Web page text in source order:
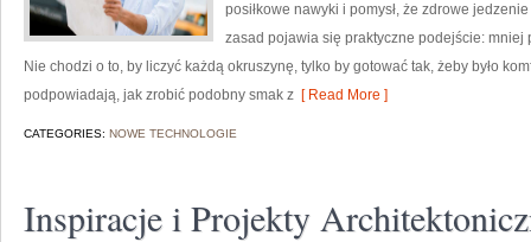
posiłkowe nawyki i pomysł, że zdrowe
zasad pojawia się praktyczne podejście: mniej
Nie chodzi o to, by liczyć każdą okruszynę, tylko by gotować tak, żeby było
podpowiadają, jak zrobić podobny smak z [ Read More ]
CATEGORIES: NOWE TECHNOLOGIE
Inspiracje i Projekty